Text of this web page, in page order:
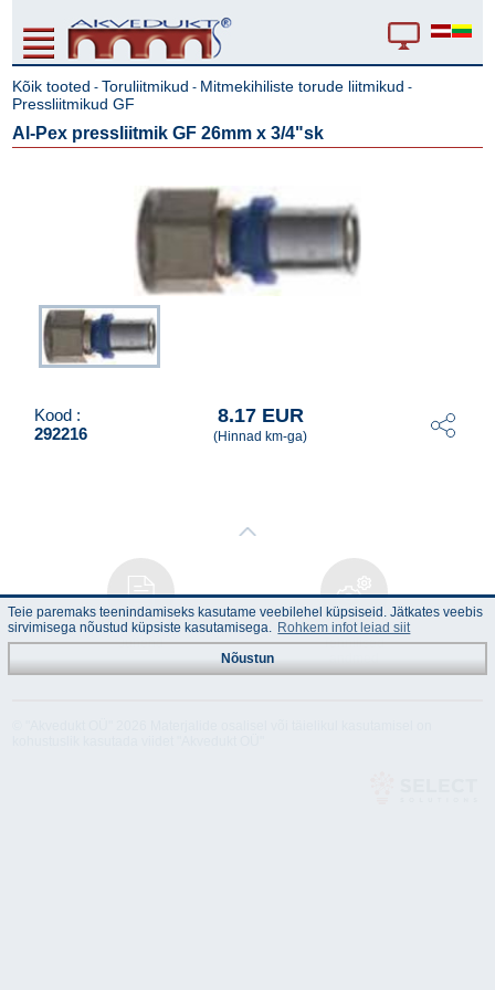
Kõik tooted - Toruliitmikud - Mitmekihiliste torude liitmikud -
Pressliitmikud GF
Al-Pex pressliitmik GF 26mm x 3/4"sk
Kood :
292216
8.17 EUR
(Hinnad km-ga)
Juhend
Tehnilised
Teie paremaks teenindamiseks kasutame veebilehel küpsiseid. Jätkates veebis
sirvimisega nõustud küpsiste kasutamisega. Rohkem infot leiad siit
Nõustun